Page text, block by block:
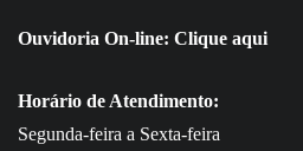
Ouvidoria On-line: Clique aqui
Horário de Atendimento:
Segunda-feira a Sexta-feira